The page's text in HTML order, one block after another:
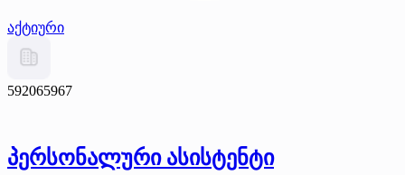
აქტიური
592065967
პერსონალური ასისტენტი